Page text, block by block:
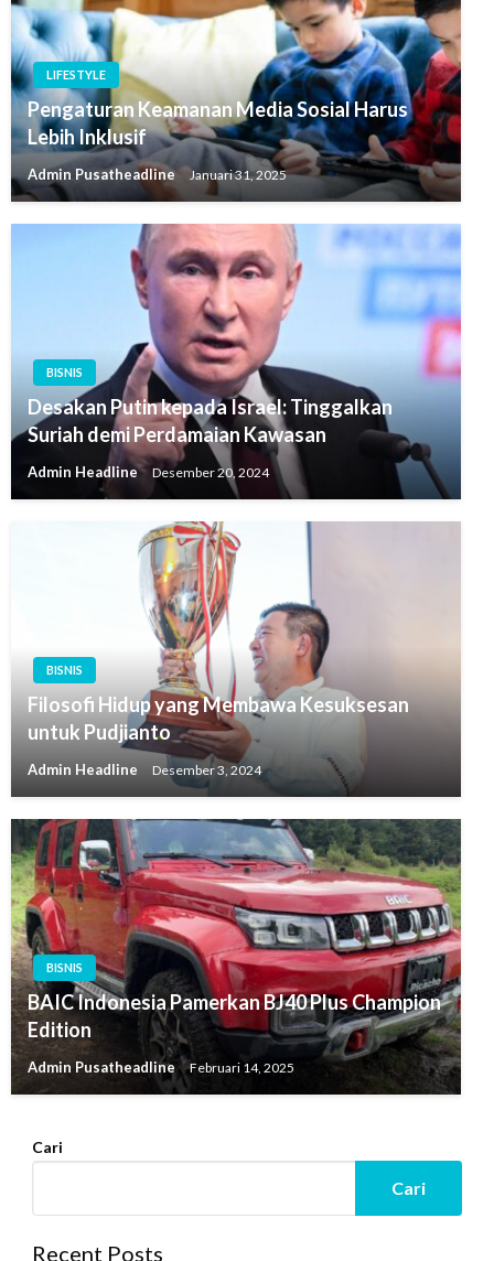
LIFESTYLE
Pengaturan Keamanan Media Sosial Harus
Lebih Inklusif
Admin Pusatheadline Januari 31, 2025
BISNIS
Desakan Putin kepada Israel: Tinggalkan
Suriah demi Perdamaian Kawasan
Admin Headline Desember 20, 2024
BISNIS
Filosofi Hidup yang Membawa Kesuksesan
untuk Pudjianto
Admin Headline Desember 3, 2024
BISNIS
BAIC Indonesia Pamerkan BJ40 Plus Champion
Edition
Admin Pusatheadline Februari 14, 2025
Cari
Cari
Recent Posts